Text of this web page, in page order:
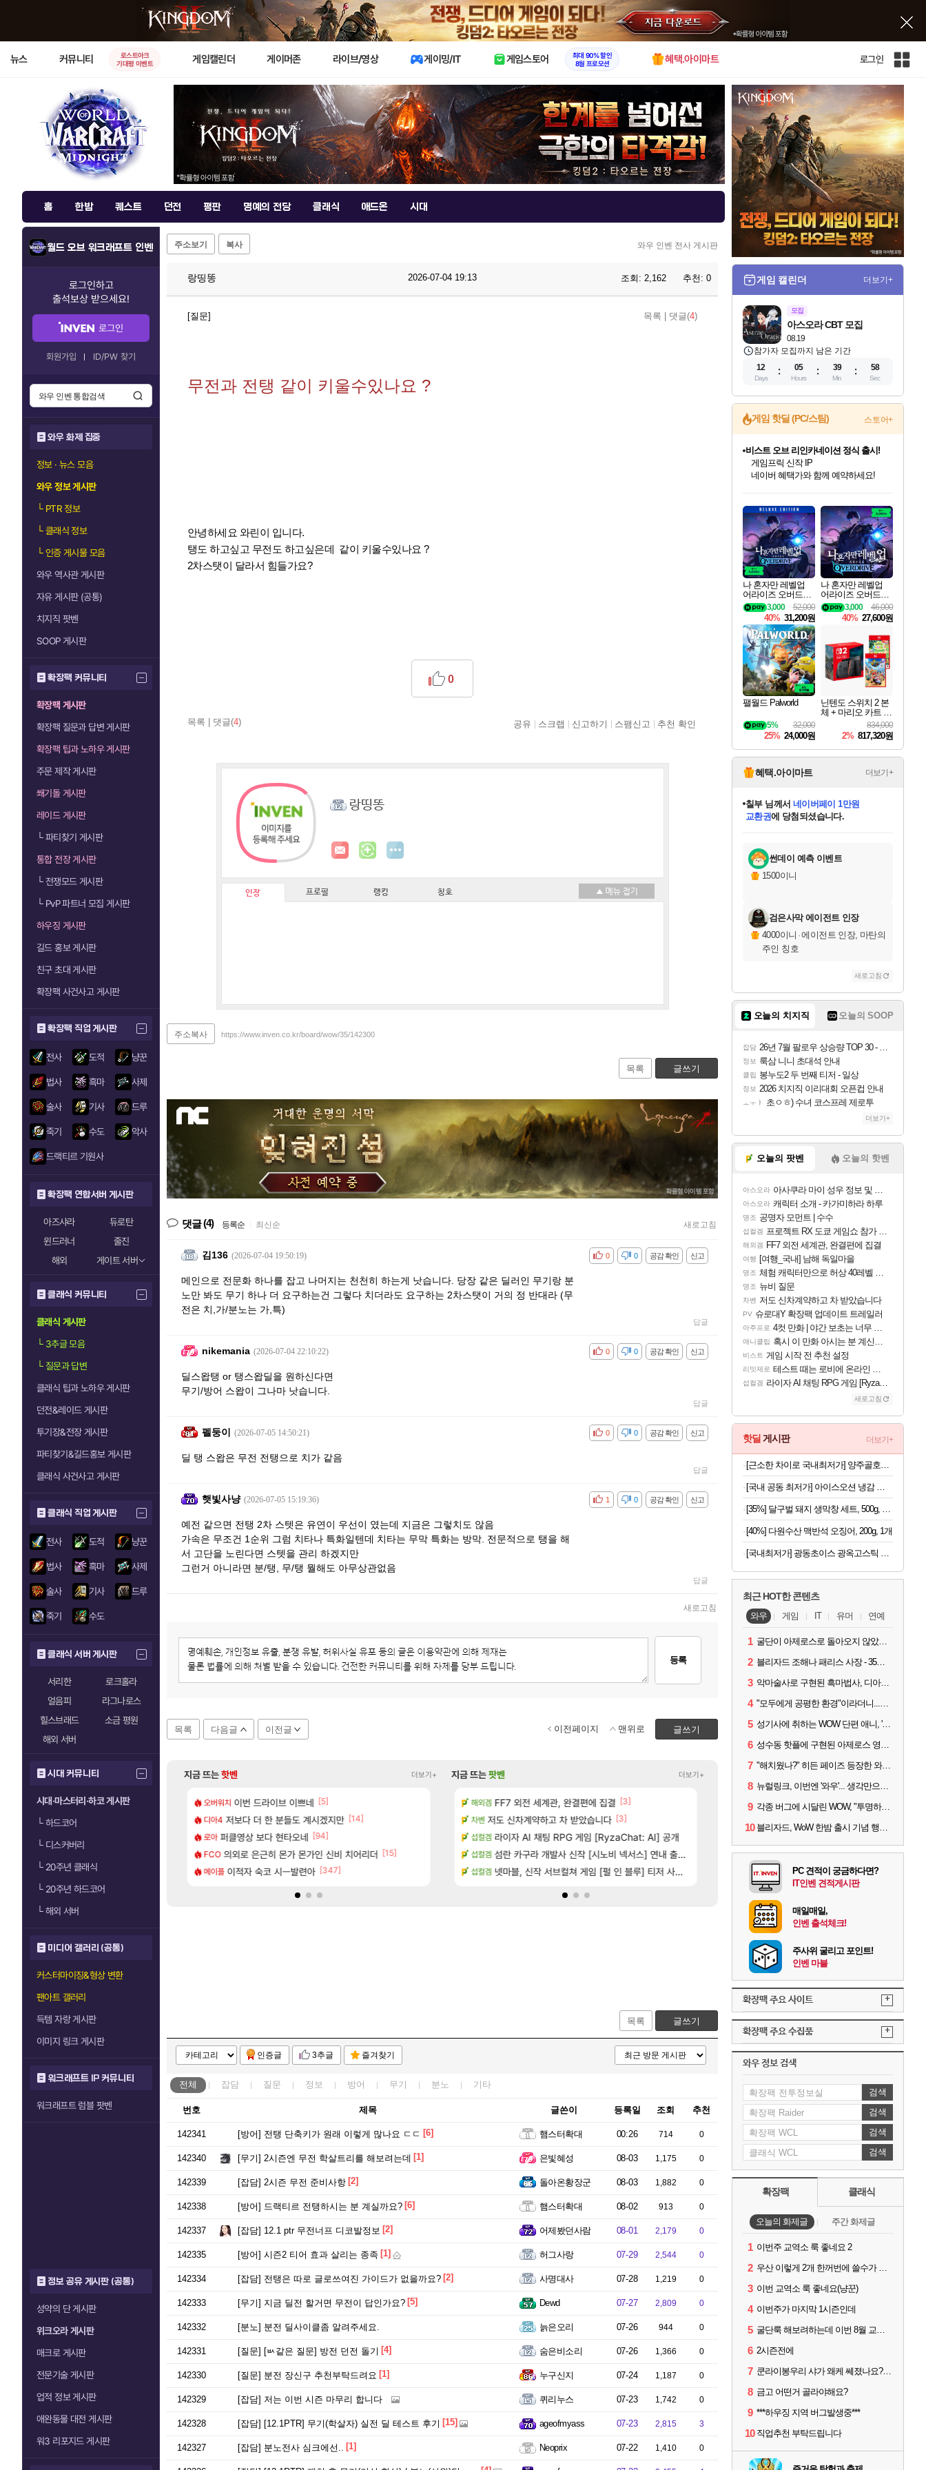
X
뉴스 커뮤니티
로스트아크
기대평 이벤트
게임캘린더 게이머존 라이브/영상 게이밍/IT 게임스토어
최대 90% 할인
8월 프로모션
혜택.아이마트 로그인
인
사
이
트
맵
홈 한밤 퀘스트 던전 평판 명예의 전당 클래식 애드온 시대
월드 오브 워크래프트 인벤
로그인하고
출석보상 받으세요!
로그인
회원가입 ID/PW 찾기
와우 화제 집중
정보 · 뉴스 모음
와우 정보 게시판
└PTR 정보
└클래식 정보
└인증 게시물 모음
와우 역사관 게시판
자유 게시판 (공통)
치지직 팟벤
SOOP 게시판
확장팩 커뮤니티
확장팩 게시판
확장팩 질문과 답변 게시판
확장팩 팁과 노하우 게시판
주문 제작 게시판
쐐기돌 게시판
레이드 게시판
└파티찾기 게시판
통합 전장 게시판
└전쟁모드 게시판
└PvP 파트너 모집 게시판
하우징 게시판
길드 홍보 게시판
친구 초대 게시판
확장팩 사건사고 게시판
확장팩 직업 게시판
전사 도적 냥꾼
법사 흑마 사제
술사 기사 드루
죽기 수도 악사
드랙티르 기원사
확장팩 연합서버 게시판
아즈샤라
듀로탄
윈드러너
줄진
해외
게이트 서버
클래식 커뮤니티
클래식 게시판
└3추글 모음
└질문과 답변
클래식 팁과 노하우 게시판
던전&레이드 게시판
투기장&전장 게시판
파티찾기&길드홍보 게시판
클래식 사건사고 게시판
클래식 직업 게시판
전사 도적 냥꾼
법사 흑마 사제
술사 기사 드루
죽기 수도
클래식 서버 게시판
서리한
로크홀라
얼음피
라그나로스
힐스브래드
소금 평원
해외 서버
시대 커뮤니티
시대·마스터리·하코 게시판
└하드코어
└디스커버리
└20주년 클래식
└20주년 하드코어
└해외 서버
미디어 갤러리 (공통)
커스터마이징&형상 변환
팬아트 갤러리
득템 자랑 게시판
이미지 링크 게시판
워크래프트 IP 커뮤니티
워크래프트 럼블 팟벤
정보 공유 게시판 (공통)
성약의 단 게시판
위크오라 게시판
매크로 게시판
전문기술 게시판
업적 정보 게시판
애완동물 대전 게시판
워3 리포지드 게시판
주소보기 복사 와우 인벤 전사 게시판
랑띵똥 2026-07-04 19:13 조회: 2,162 추천: 0
[질문] 목록 댓글(4)
무전과 전탱 같이 키울수있나요 ?
안녕하세요 와린이 입니다.
탱도 하고싶고 무전도 하고싶은데 같이 키울수있나요 ?
2차스탯이 달라서 힘들가요?
목록 댓글(4)
0
공유 스크랩 신고하기 스팸신고 추천 확인
랑띵똥
인장 프로필 랭킹 칭호
주소복사 https://www.inven.co.kr/board/wow/35/142300
목록 글쓰기
댓글(4) 등록순 최신순 새로고침
김136 (2026-07-04 19:50:19) 신고
공감 확인
비공감 0
0
메인으로 전문화 하나를 잡고 나머지는 천천히 하는게 낫습니다. 당장 같은 딜러인 무기랑 분
노만 봐도 무기 하나 더 요구하는건 그렇다 치더라도 요구하는 2차스탯이 거의 정 반대라 (무
전은 치,가/분노는 가,특)
답글
nikemania (2026-07-04 22:10:22) 신고
공감 확인
비공감 0
0
딜스왑탱 or 탱스왑딜을 원하신다면
무기/방어 스왑이 그나마 낫습니다.
답글
펠둥이 (2026-07-05 14:50:21) 신고
공감 확인
비공감 0
0
딜 탱 스왑은 무전 전탱으로 치가 같음
답글
햇빛사냥 (2026-07-05 15:19:36) 신고
공감 확인
비공감 0
1
예전 같으면 전탱 2차 스텟은 유연이 우선이 였는데 지금은 그렇치도 않음
가속은 무조건 1순위 그럼 치타나 특화일텐데 치타는 무막 특화는 방막. 전문적으로 탱을 해
서 고단을 노린다면 스텟을 관리 하겠지만
그런거 아니라면 분/탱, 무/탱 뭘해도 아무상관없음
답글
새로고침
등록
목록 다음글 이전글 글쓰기
이전페이지 맨위로
지금 뜨는핫벤 더보기+
효율이 좋은 상향된 아제나 ㄷㄷ
의 주적은?? [135]
[35]
오버워치 이번 드라이브 이쁘네 [5]
디아4 저보다 더 한 분들도 계시겠지만 [14]
로아 퍼클영상 보다 현타오네 [94]
FCO 의외로 은근히 몬가 몬가인 신비 치어리더 [15]
메이플 이적자 숙코 시ㅡ발련아 [347]
디아4 (15시즌PTR) 악마술사 5경이 뜨네요 [5]
메이플 빵 가격이 24500원 이라길래 결제 취소하고 나왔다
로아 너넨 대난 함부로 가지 마라.. [45]
디아4 Ssf 정의를 내려 버린 디시인 [6]
메이플 게이머라면 필수로 알아야 할 것 [116]
100:8 보다 효율이 좋은 상향된 아제나 ㄷㄷ
메이플 레테 재사용 17번 터짐 [76]
벨가 하드 찐 투력컷 [35]
지금 뜨는팟벤 더보기+
길찾기/지도 공략 (1 ~ 12장)
만화 | 야간 보초는 너무 힘들어
트 때는 로비에 온라인 기능이 있는데
브 리인카네이션 오픈 트레일러
여행 7년만에 가족여행을 다녀왔습니다.
아스오라 「에린」 컨셉 포스터 공개
비스트 쿠를 먼저 보내서 기습하는 법
리싱크드 리싱크드 1.06 패치노트 (8/5)
비스트 비스트 오브 리인카네이션 정보/공략글 모음
해외겜 FF7 외전 세계관, 완결편에 집결 [3]
차벤 저도 신차계약하고 차 받았습니다 [3]
섭컬겜 라이자 AI 채팅 RPG 게임 [RyzaChat: AI] 공개
섭컬겜 섬란 카구라 개발사 신작 [시노비 넥서스] 연내 출시 예정
섭컬겜 넷마블, 신작 서브컬쳐 게임 [펄 인 블루] 티저 사이트 오픈
비스트 챕터별 길찾기/지도 공략 (1 ~ 12장)
해외겜 스위치2판 ‘몬헌 와일즈’, 30~40fps 목표 추
비스트 오브 리인카네이션 오픈 트레일러
목록 글쓰기
인증글 3추글 즐겨찾기
전체 잡담 질문 정보 방어 무기 분노 기타
번호 제목 글쓴이 등록일 조회 추천
142341 [방어] 전탱 단축키가 원래 이렇게 많나요 ㄷㄷ [6] 햄스터확대 00:26 714 0
142340 [무기] 2시즌엔 무전 학살트리를 해보려는데 [1] 은빛혜성 08-03 1,175 0
142339 [잡담] 2시즌 무전 준비사항 [2] 돌아온황장군 08-03 1,882 0
142338 [방어] 드랙티르 전탱하시는 분 계실까요? [6] 햄스터확대 08-02 913 0
142337 [잡담] 12.1 ptr 무전너프 디코발정보 [2] 어제봤던사람 08-01 2,179 0
142335 [방어] 시즌2 티어 효과 살리는 종족 [1] 허그사랑 07-29 2,544 0
142334 [잡담] 전탱은 따로 글로쓰여진 가이드가 없을까요? [2] 사명대사 07-28 1,219 0
142333 [무기] 지금 딜전 할거면 무전이 답인가요? [5] Dewd 07-27 2,809 0
142332 [분노] 분전 딜사이클좀 알려주세요. 늙은오리 07-26 944 0
142331 [질문] [ㅄ같은 질문] 방전 던전 돌기 [4] 숨은비소리 07-26 1,366 0
142330 [질문] 분전 장신구 추천부탁드려요 [1] 누구신지 07-24 1,187 0
142329 [잡담] 저는 이번 시즌 마무리 합니다 퀴리누스 07-23 1,742 0
142328 [잡담] [12.1PTR] 무기(학살자) 실전 딜 테스트 후기 [15] ageofmyass 07-23 2,815 3
142327 [잡담] 분노전사 심크에선.. [1] Neoprix 07-22 1,410 0
게임 캘린더 더보기+
모집
08.19
아스오라 CBT 모집
참가자 모집까지 남은 기간
12
Days
05
Hours
39
Min
57
Sec
게임 핫딜 (PC/스팀) 스토어+
최대 90% 할인가를 만나보세요!
네이버혜택과 함께 만나보세요!
50%할인&추가 적립까지!
이니&베니 혜택까지!
비스트 오브 리인카네이션 정식 출시!
게임프릭 신작 IP
네이버 혜택가와 함께 예약하세요!
할인&네이버혜택으로 만나보세요!
네이버페이 혜택과 만나보세요!
40주년 프로모션으로 만나보세요!
네이버 포인트 혜택까지!
할인가에 만나보세요!
일부 에디션 상시 할인!
혜택으로 예약 판매 중
편안하게 충전하세요
나 혼자만 레벨업
어라이즈 오버드라
이브 디럭스 에디션
Solo Leveling Arise
Overdrive Deluxe Edi
tion
52,000
3,000
40% 31,200원
나 혼자만 레벨업
어라이즈 오버드라
이브 Solo Leveling A
rise
46,000
3,000
40% 27,600원
팰월드 Palworld
32,000
5%
25% 24,000원
닌텐도 스위치 2 본
체 + 마리오 카트 월
드 + 포켓몬 포코피
아 번들
834,000
2% 817,320원
혜택.아이마트 더보기+
당첨되셨습니다.
당첨되셨습니다.
칠부님께서 네이버페이 1만원
교환권에 당첨되셨습니다.
당첨되셨습니다.
당첨되셨습니다.
에디션 (스팀코드)를 교환.
당첨되셨습니다.
당첨되셨습니다.
당첨되셨습니다.
당첨되셨습니다.
썬데이 예측 이벤트
1500이니
검은사막 에이전트 인장
4000이니 ·에이전트 인장, 마탄의
주인 칭호
새로고침
오늘의 치지직 오늘의 SOOP
잡담 26년 7월 팔로우 상승량 TOP 30 - 월간 치지직
정보 룩삼 니니 초대석 안내
클립 봉누도2 두 번째 티저 - 일상
정보 2026 치지직 이리대회 오픈컵 안내
ㅗㅜㅑ 초ㅇㅎ) 수녀 코스프레 제로투
더보기+
오늘의 팟벤 오늘의 핫벤
아스오라 아사쿠라 마이 성우 정보 및 주요 필모
아스오라 캐릭터 소개 - 카가미하라 하루
명조 공명자 모먼트 | 수수
섭컬겜 프로젝트 RX 도쿄 게임쇼 참가 결정
해외겜 FF7 외전 세계관, 완결편에 집결
여행 [여행_국내] 남해 독일마을
명조 체험 캐릭터만으로 허상 40레벨 하이와티아 5분 컷!｜에이메스·린네·모니에 명함
명조 뉴비 질문
차벤 저도 신차계약하고 차 받았습니다
PV 슈로대Y 확장팩 업데이트 트레일러
아주프로 4컷 만화 | 야간 보초는 너무 힘들어
애니클립 혹시 이 만화 아시는 분 계신가요
비스트 게임 시작 전 추천 설정
리밋제로 테스트 때는 로비에 온라인 기능이 있는데
섭컬겜 라이자 AI 채팅 RPG 게임 [RyzaChat: AI] 공개
새로고침
핫딜 게시판 더보기+
[40%] 다원수산 맥반석 오징어, 200g, 1개
[국내최저가] 광동초이스 광옥고스틱 산삼배양근 30포
최근 HOT한 콘텐츠
와우 게임 IT 유머 연예
1 굴단이 아제로스로 돌아오지 않았다면? 와우 클래식+ 주목
2 블리자드 조해나 패리스 사장 - 35년 역사, 그리고 비전
3 악마술사로 구현된 흑마법사, 디아4 x 와우 콜라보 살펴보기
4 "모두에게 공평한 환경"이라더니...여전히 살아있는 애드온
5 성기사에 취하는 WOW 단편 애니, '신성한 모든 것'
6 성수동 핫플에 구현된 아제로스 영웅들의 안식처, WoW 홈스윗홈
7 "해치웠나?" 히든 페이즈 등장한 와우 '한밤', 세계 최초 킬은 '팀 리퀴드'
8 뉴럴링크, 이번엔 '와우'... 생각만으로 게임하는 시대 성큼
9 각종 버그에 시달린 WOW, "투명하고 신속한 소통과 대응 약속"
10 블리자드, WoW 한밤 출시 기념 행사 '홈스윗홈' 28일 개최
PC 견적이 궁금하다면?
IT인벤 견적게시판
매일매일,
인벤 출석체크!
주사위 굴리고 포인트!
인벤 마블
확장팩 주요 사이트 +
확장팩 주요 수집품 +
와우 정보 검색
검색
검색
검색
검색
확장팩 클래식
오늘의 화제글 주간 화제글
1 이번주 교역소 룩 좋네요 2
2 우산 이렇게 2개 한꺼번에 쓸수가 있네요
3 이번 교역소 룩 좋네요(냥꾼)
4 이번주가 마지막 1시즌인데
5 굴단룩 해보려하는데 이번 8월 교역소 칠흙 두건 질문드립니다
6 2시즌전에
7 쿤라이봉우리 샤가 왜케 쎄졌나요? ㅋㅋㅋ
8 금고 어떤거 골라야해요?
9 ***하우징 지역 버그발생중***
10 직업추천 부탁드립니다